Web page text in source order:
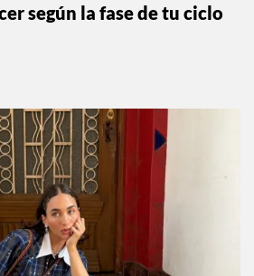
según la fase de tu ciclo